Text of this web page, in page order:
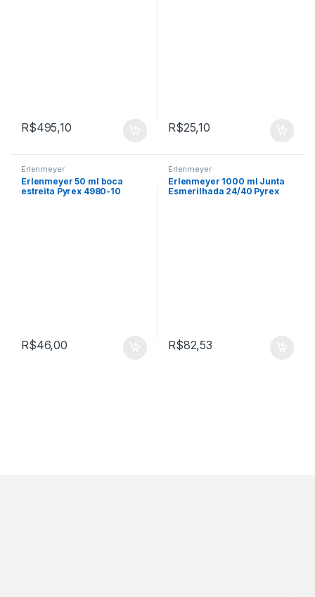
R$495,10 R$25,10
Erlenmeyer
Erlenmeyer 50 ml boca
estreita Pyrex 4980-10
R$46,00
Erlenmeyer
Erlenmeyer 1000 ml Junta
Esmerilhada 24/40 Pyrex
R$82,53